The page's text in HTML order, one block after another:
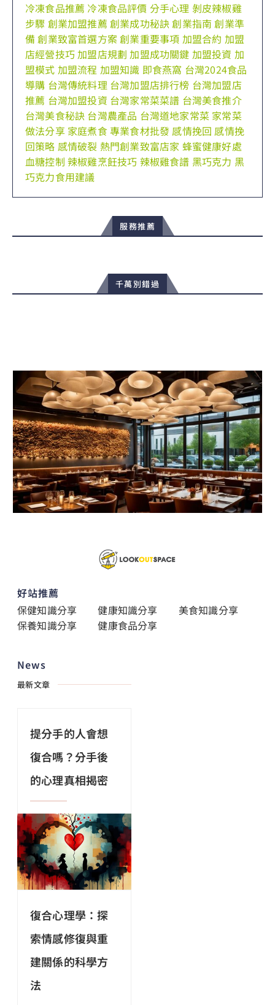
冷凍食品推薦 冷凍食品評價 分手心理 剝皮辣椒雞
步驟 創業加盟推薦 創業成功秘訣創業指南 創業準
備創業致富首選方案創業重要事項 加盟合約 加盟
店經營技巧加盟店規劃 加盟成功關鍵 加盟投資 加
盟模式 加盟流程 加盟知識 即食燕窩 台灣2024食品
導購 台灣傳統料理 台灣加盟店排行榜 台灣加盟店
推薦 台灣加盟投資 台灣家常菜菜譜 台灣美食推介
台灣美食秘訣 台灣農產品 台灣道地家常菜 家常菜
做法分享 家庭煮食專業食材批發感情挽回 感情挽
回策略 感情破裂 熱門創業致富店家 蜂蜜健康好處
血糖控制 辣椒雞烹飪技巧 辣椒雞食譜 黑巧克力 黑
巧克力食用建議
服務推薦
千萬別錯過
好站推薦
保健知識分享
健康知識分享
美食知識分享
保養知識分享
健康食品分享
News
最新文章
提分手的人會想
復合嗎？分手後
的心理真相揭密
復合心理學：探
索情感修復與重
建關係的科學方
法